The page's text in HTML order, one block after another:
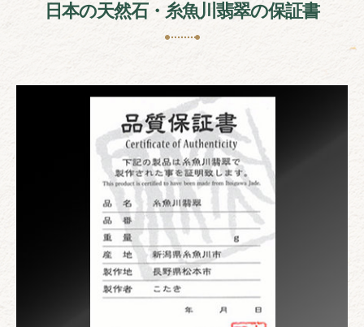
日本の天然石・糸魚川翡翠の保証書